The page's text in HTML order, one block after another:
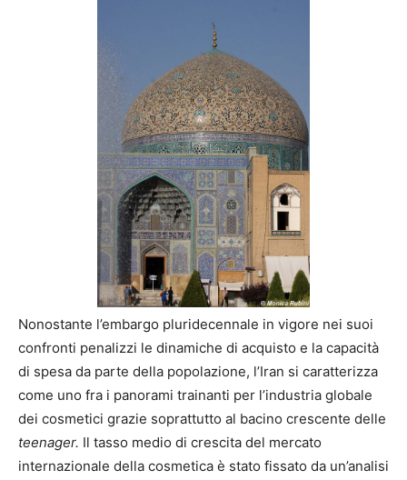
Nonostante l’embargo pluridecennale in vigore nei suoi
confronti penalizzi le dinamiche di acquisto e la capacità
di spesa da parte della popolazione, l’Iran si caratterizza
come uno fra i panorami trainanti per l’industria globale
dei cosmetici grazie soprattutto al bacino crescente delle
teenager. Il tasso medio di crescita del mercato
internazionale della cosmetica è stato fissato da un’analisi